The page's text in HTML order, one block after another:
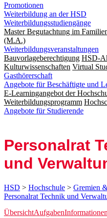
Promotionen
Weiterbildung an der HSD
Weiterbildungsstudiengänge
Master Begutachtung im
(M.A.)
Weiterbildungsveranstaltungen
Bauvorlageberechtigung HSD-
Kulturwissenschaften Virtual
Gasthörerschaft
Angebote für Beschäftigte und
E-Learningangebot der
Weiterbildungsprogramm
Angebote für Studierende
Personalrat
und
HSD > Hochschule > Gremien
Personalrat Technik und
ÜbersichtAufgabenInformationen